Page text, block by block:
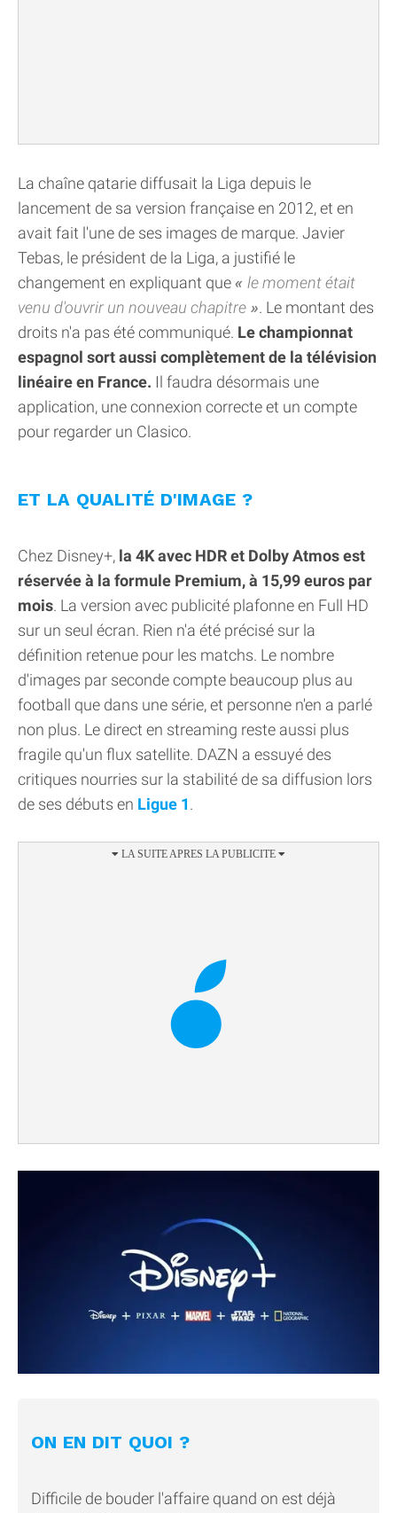
La chaîne qatarie diffusait la Liga depuis le
lancement de sa version française en 2012, et en
avait fait l'une de ses images de marque. Javier
Tebas, le président de la Liga, a justifié le
changement en expliquant que
le moment était
venu d'ouvrir un nouveau chapitre
. Le montant des
droits n'a pas été communiqué. Le championnat
espagnol sort aussi complètement de la télévision
linéaire en France. Il faudra désormais une
application, une connexion correcte et un compte
pour regarder un Clasico.
ET LA QUALITÉ D'IMAGE ?
Chez Disney+, la 4K avec HDR et Dolby Atmos est
réservée à la formule Premium, à 15,99 euros par
mois. La version avec publicité plafonne en Full HD
sur un seul écran. Rien n'a été précisé sur la
définition retenue pour les matchs. Le nombre
d'images par seconde compte beaucoup plus au
football que dans une série, et personne n'en a parlé
non plus. Le direct en streaming reste aussi plus
fragile qu'un flux satellite. DAZN a essuyé des
critiques nourries sur la stabilité de sa diffusion lors
de ses débuts en Ligue 1.
ON EN DIT QUOI ?
Difficile de bouder l'affaire quand on est déjà